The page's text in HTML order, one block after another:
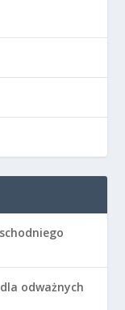
odważnych